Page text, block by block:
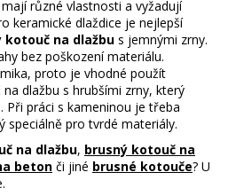
různé vlastnosti a vyžadují
keramické dlaždice je nejlepší
kotouč na dlažbu s jemnými zrny.
bez poškození materiálu.
proto je vhodné použít
dlažbu s hrubšími zrny, který
Při práci s kameninou je třeba
speciálně pro tvrdé materiály.
na dlažbu, brusný kotouč na
beton či jiné brusné kotouče? U